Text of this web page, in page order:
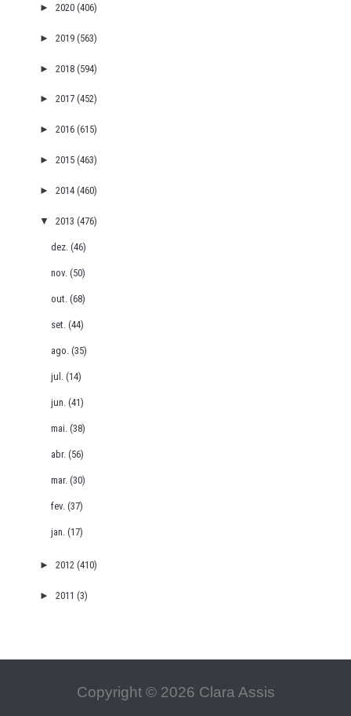
► 2020 (406)
► 2019 (563)
► 2018 (594)
► 2017 (452)
► 2016 (615)
► 2015 (463)
► 2014 (460)
▼ 2013 (476)
dez.(46)
nov.(50)
out.(68)
set.(44)
ago.(35)
jul.(14)
jun.(41)
mai.(38)
abr.(56)
mar.(30)
fev.(37)
jan.(17)
► 2012 (410)
► 2011 (3)
Copyright © 2026 Clara Assis